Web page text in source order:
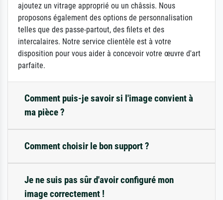
ajoutez un vitrage approprié ou un châssis. Nous
proposons également des options de personnalisation
telles que des passe-partout, des filets et des
intercalaires. Notre service clientèle est à votre
disposition pour vous aider à concevoir votre œuvre d'art
parfaite.
Comment puis-je savoir si l'image convient à
ma pièce ?
Comment choisir le bon support ?
Je ne suis pas sûr d'avoir configuré mon
image correctement !